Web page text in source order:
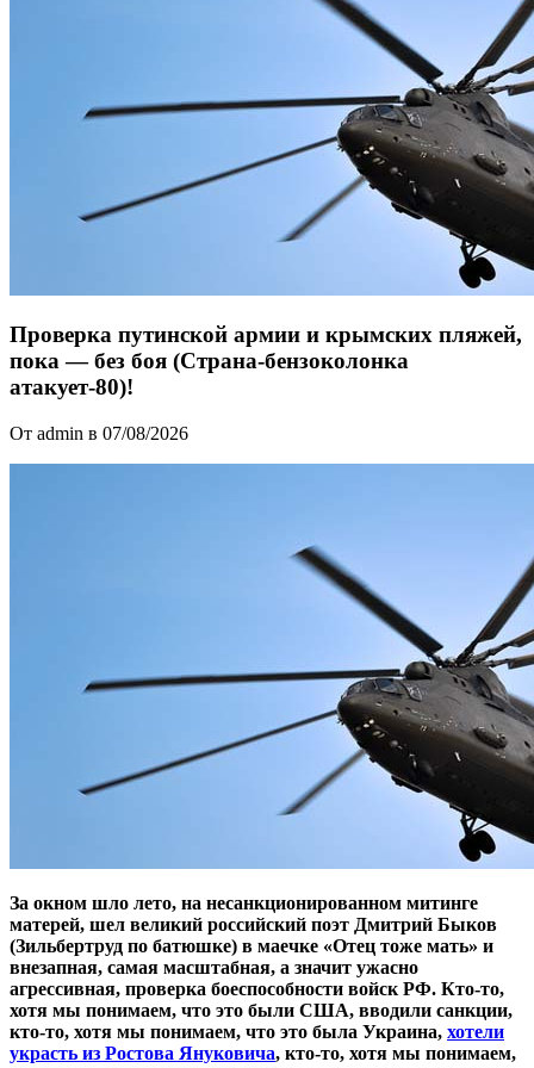
Проверка путинской армии и крымских пляжей,
пока — без боя (Страна-бензоколонка
атакует-80)!
От admin в 07/08/2026
За окном шло лето, на несанкционированном митинге
матерей, шел великий российский поэт Дмитрий Быков
(Зильбертруд по батюшке) в маечке «Отец тоже мать» и
внезапная, самая масштабная, а значит ужасно
агрессивная, проверка боеспособности войск РФ. Кто-то,
хотя мы понимаем, что это были США, вводили санкции,
кто-то, хотя мы понимаем, что это была Украина, хотели
украсть из Ростова Януковича, кто-то, хотя мы понимаем,